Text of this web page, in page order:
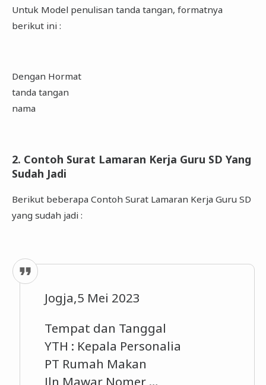
Untuk Model penulisan tanda tangan, formatnya
berikut ini :
Dengan Hormat
tanda tangan
nama
2. Contoh Surat Lamaran Kerja Guru SD Yang
Sudah Jadi
Berikut beberapa Contoh Surat Lamaran Kerja Guru SD
yang sudah jadi :
Jogja,5 Mei 2023
Tempat dan Tanggal
YTH : Kepala Personalia
PT Rumah Makan
Jln Mawar Nomer …